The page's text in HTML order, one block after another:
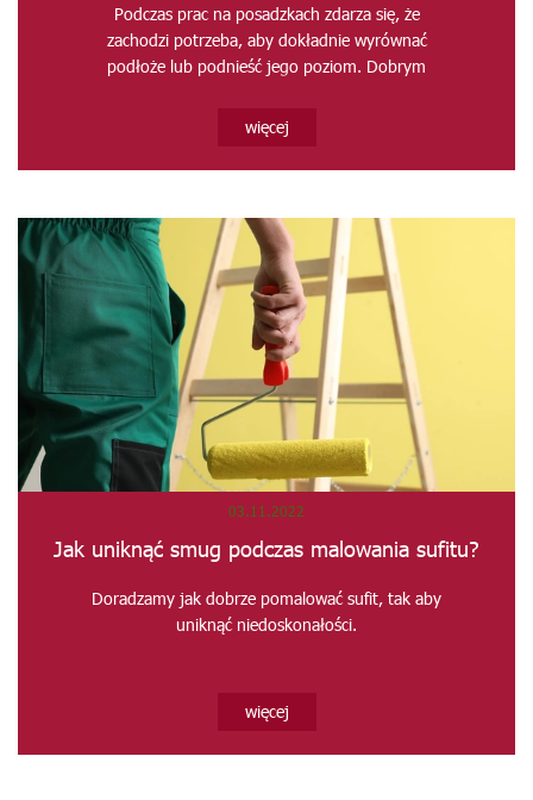
Podczas prac na posadzkach zdarza się, że
zachodzi potrzeba, aby dokładnie wyrównać
podłoże lub podnieść jego poziom. Dobrym
więcej
03.11.2022
Jak uniknąć smug podczas malowania sufitu?
Doradzamy jak dobrze pomalować sufit, tak aby
uniknąć niedoskonałości.
więcej